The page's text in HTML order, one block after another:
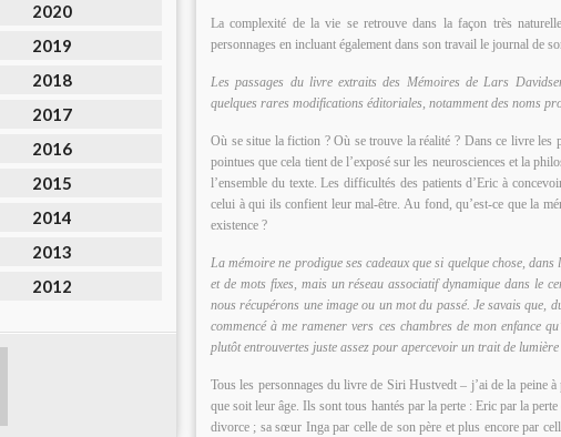
2020
2019
2018
2017
2016
2015
2014
2013
2012
La complexité de la vie se retrouve dans la façon très
personnages en incluant également dans son travail le journal de
Les passages du livre extraits des Mémoires de Lars
quelques rares modifications éditoriales, notamment des noms
Où se situe la fiction ? Où se trouve la réalité ? Dans ce livre les
pointues que cela tient de l’exposé sur les neurosciences et la
l’ensemble du texte. Les difficultés des patients d’Eric à
celui à qui ils confient leur mal-être. Au fond, qu’est-ce que la
existence ?
La mémoire ne prodigue ses cadeaux que si quelque chose,
et de mots fixes, mais un réseau associatif dynamique dans le
nous récupérons une image ou un mot du passé. Je savais que,
commencé à me ramener vers ces chambres de mon enfance
plutôt entrouvertes juste assez pour apercevoir un trait de
Tous les personnages du livre de Siri Hustvedt – j’ai de la peine
que soit leur âge. Ils sont tous hantés par la perte : Eric par la
divorce ; sa sœur Inga par celle de son père et plus encore par